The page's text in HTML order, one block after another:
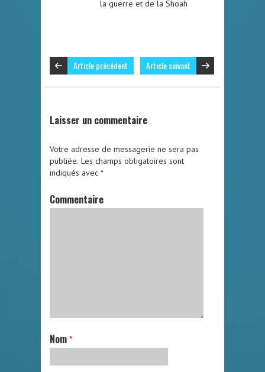
la guerre et de la Shoah
Article précédent Article suivant
Laisser un commentaire
Votre adresse de messagerie ne sera pas
publiée. Les champs obligatoires sont
indiqués avec *
Commentaire
Nom *